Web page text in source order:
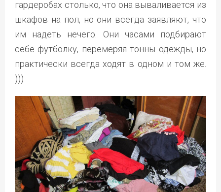
гардеробах столько, что она вываливается из
шкафов на пол, но они всегда заявляют, что
им надеть нечего. Они часами подбирают
себе футболку, перемеряя тонны одежды, но
практически всегда ходят в одном и том же.
)))